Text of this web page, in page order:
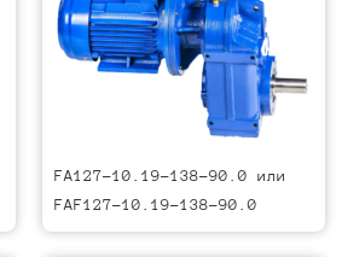
FA127-10.19-138-90.0 или
FAF127-10.19-138-90.0